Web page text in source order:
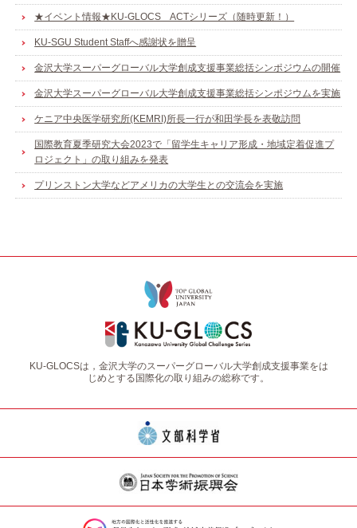
★イベント情報★KU-GLOCS ACTシリーズ（随時更新！）
KU-SGU Student Staffへ感謝状を贈呈
金沢大学スーパーグローバル大学創成支援事業総括シンポジウムの開催
金沢大学スーパーグローバル大学創成支援事業総括シンポジウムを実施
ケニア中央医学研究所(KEMRI)所長一行が和田学長を表敬訪問
国際教育夏季研究大会2023で「留学生キャリア形成・地域定着促進プ
ロジェクト」の取り組みを発表
プリンストン大学などアメリカの大学生との交流会を実施
KU-GLOCSは，金沢大学のスーパーグローバル大学創成支援事業をは
じめとする国際化の取り組みの総称です。